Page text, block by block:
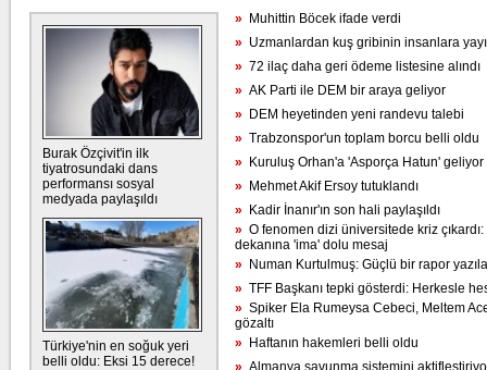
Burak Özçivit'in ilk
tiyatrosundaki dans
performansı sosyal
medyada paylaşıldı
Türkiye'nin en soğuk yeri
belli oldu: Eksi 15 derece!
» Muhittin Böcek ifade verdi
» Uzmanlardan kuş gribinin insanlara
» 72 ilaç daha geri ödeme listesine alındı
» AK Parti ile DEM bir araya geliyor
» DEM heyetinden yeni randevu talebi
» Trabzonspor'un toplam borcu belli oldu
» Kuruluş Orhan'a 'Asporça Hatun' geliyor
» Mehmet Akif Ersoy tutuklandı
» Kadir İnanır'ın son hali paylaşıldı
» O fenomen dizi üniversitede kriz
dekanına 'ima' dolu mesaj
» Numan Kurtulmuş: Güçlü bir rapor
» TFF Başkanı tepki gösterdi: Herkesle
» Spiker Ela Rumeysa Cebeci, Meltem
gözaltı
» Haftanın hakemleri belli oldu
» Almanya savunma sistemini